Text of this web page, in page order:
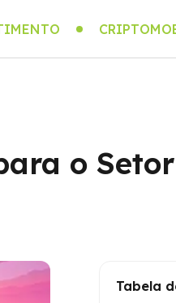
o Setor
Tabela